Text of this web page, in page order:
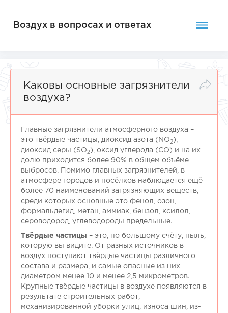
Воздух в вопросах и ответах
Каковы основные загрязнители
воздуха?
Главные загрязнители атмосферного воздуха –
это твёрдые частицы, диоксид азота (NO 2),
диоксид серы (SO 2), оксид углерода (СО) и на их
долю приходится более 90% в общем объёме
выбросов. Помимо главных загрязнителей, в
атмосфере городов и посёлков наблюдается ещё
более 70 наименований загрязняющих веществ,
среди которых основные это фенол, озон,
формальдегид, метан, аммиак, бензол, ксилол,
сероводород, углеводороды предельные.
Твёрдые частицы – это, по большому счёту, пыль,
которую вы видите. От разных источников в
воздух поступают твёрдые частицы различного
состава и размера, и самые опасные из них
диаметром менее 10 и менее 2,5 микрометров.
Крупные твёрдые частицы в воздухе появляются в
результате строительных работ,
механизированной уборки улиц, износа шин, из-